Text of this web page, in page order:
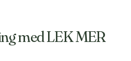
med LEK MER